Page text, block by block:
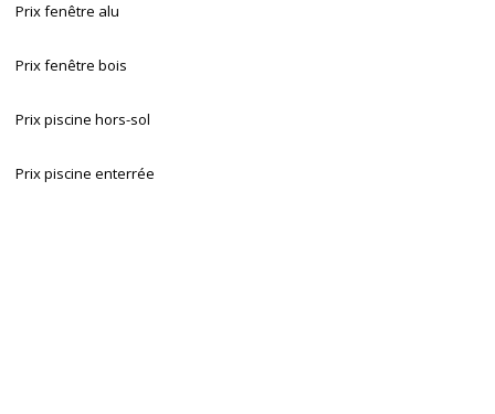
Prix fenêtre alu
Prix fenêtre bois
Prix piscine hors-sol
Prix piscine enterrée